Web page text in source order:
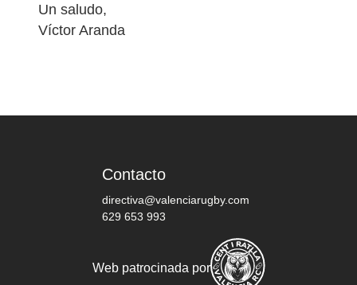
Un saludo,
Víctor Aranda
Contacto
directiva@valenciarugby.com
629 653 993
Web patrocinada por